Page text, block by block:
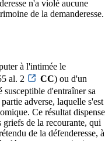
n'a violé aucune
de la demanderesse.
à l'intimée le
al. 2
CC) ou d'un
susceptible d'entraîner sa
adverse, laquelle s'est
Ce résultat dispense
de la recourante, qui
de la défenderesse, à